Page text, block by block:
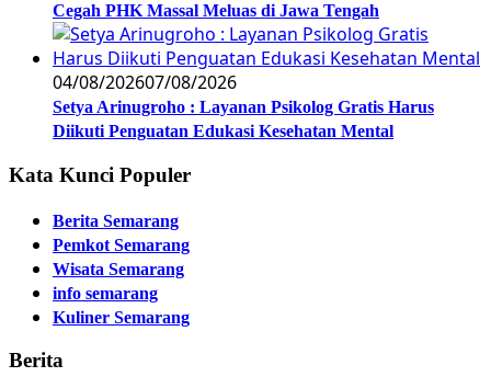
Cegah PHK Massal Meluas di Jawa Tengah
04/08/202607/08/2026
Setya Arinugroho : Layanan Psikolog Gratis Harus
Diikuti Penguatan Edukasi Kesehatan Mental
Kata Kunci Populer
Berita Semarang
Pemkot Semarang
Wisata Semarang
info semarang
Kuliner Semarang
Berita